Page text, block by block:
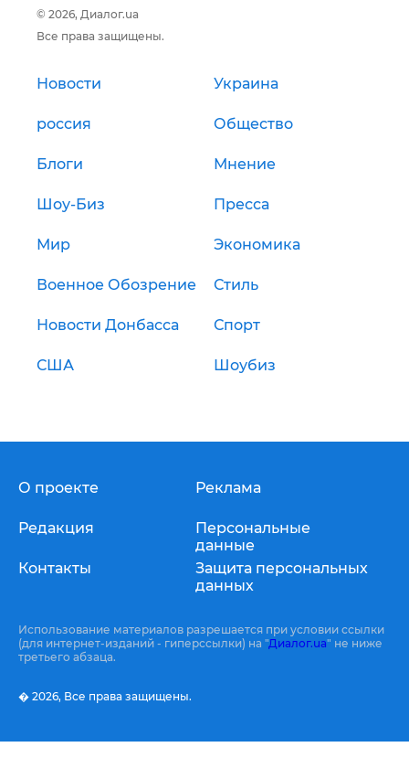
© 2026, Диалог.ua
Все права защищены.
Новости Украина
россия Общество
Блоги Мнение
Шоу-Биз Пресса
Мир Экономика
Военное Обозрение Стиль
Новости Донбасса Спорт
США Шоубиз
О проекте
Редакция
Контакты
Реклама
Персональные
данные
Защита персональных
данных
Использование материалов разрешается при условии ссылки
(для интернет-изданий - гиперссылки) на "Диалог.ua" не ниже
третьего абзаца.
� 2026, Все права защищены.